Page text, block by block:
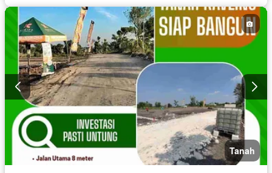
Tanah